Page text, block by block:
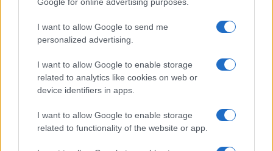
I want to allow Google to send me
personalized advertising.
I want to allow Google to enable storage
related to analytics like cookies on web or
device identifiers in apps.
I want to allow Google to enable storage
related to functionality of the website or app.
Incendio nella notte a Olbia, a fuoco due furgoni